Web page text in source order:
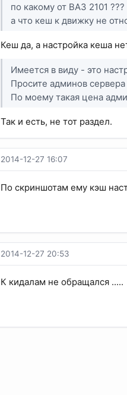
по какому от ВАЗ 2101 ???
а что кеш к движку не
Кеш да, а настройка кеша
Имеется в виду - это
Просите админов
По моему такая цена
Так и есть, не тот раздел.
2014-12-27 16:07
По скриншотам ему кэш
2014-12-27 20:53
К кидалам не обращался .....